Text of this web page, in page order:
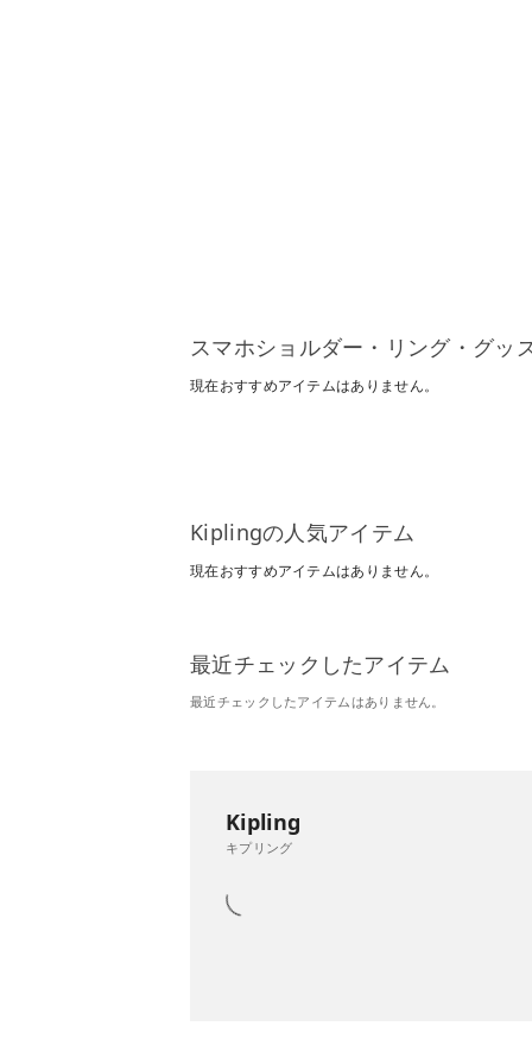
スマホショルダー・リング・グッ
現在おすすめアイテムはありません。
Kiplingの人気アイテム
現在おすすめアイテムはありません。
最近チェックしたアイテム
最近チェックしたアイテムはありません。
Kipling
キプリング